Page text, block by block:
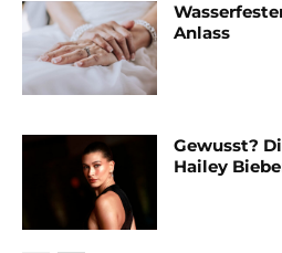
Anlass
Gewusst?
Hailey